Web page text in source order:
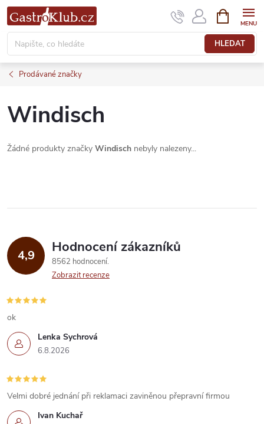
Přejít
na
obsah
HLEDAT
NÁKUPNÍ
KOŠÍK
Prodávané značky
Windisch
Žádné produkty značky Windisch nebyly nalezeny...
4,9 Hodnocení zákazníků
8562 hodnocení
Zobrazit recenze
Lenka Sychrová
6.8.2026
ok
Ivan Kuchař
Velmi dobré jednání při reklamaci zaviněnou přepravní firmou